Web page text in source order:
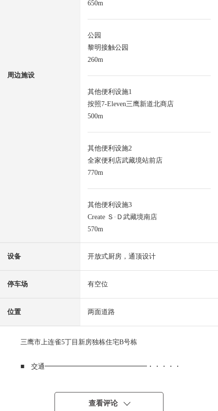
周边施设
650m
公园
黎明接触公园
260m
其他便利设施1
按照7-Eleven三鹰新道北商店
500m
其他便利设施2
全家便利店武藏境站前店
770m
其他便利设施3
Create Ｓ·Ｄ武藏境南店
570m
设备 开放式厨房，通顶设计
停车场 有空位
位置 两面道路
三鹰市上连雀5丁目新房独栋住宅B号栋
■ 交通━━━━━━━━━━━━━━━・・・・・
○ JR中央线"三鹰"车站步行15分钟
查看评论